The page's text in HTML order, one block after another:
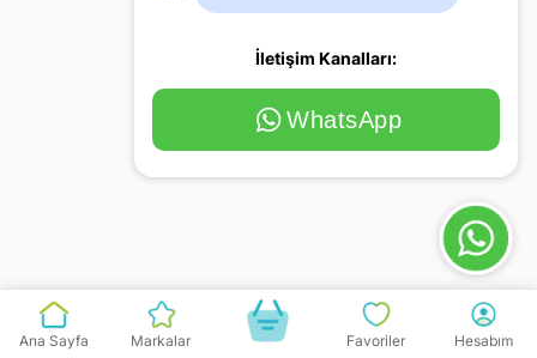
Ana Sayfa Markalar Favoriler Hesabım
İletişim Kanalları:
WhatsApp